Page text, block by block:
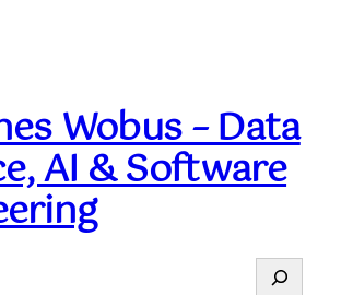
Wobus – Data
AI & Software
Suchen